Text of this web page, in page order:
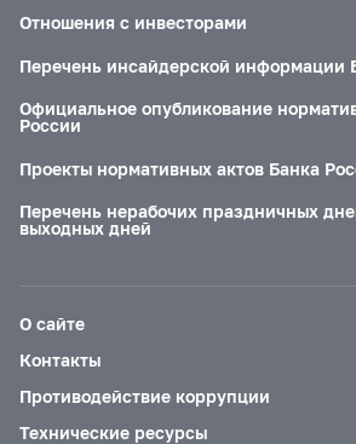
Отношения с инвесторами
Перечень инсайдерской информации
Официальное опубликование
России
Проекты нормативных актов Банка
Перечень нерабочих праздничных
выходных дней
О сайте
Контакты
Противодействие коррупции
Технические ресурсы